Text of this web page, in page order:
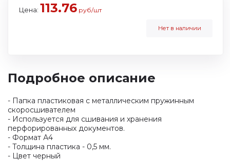
Цена: 113.76 руб/шт
Нет в наличии
Подробное описание
- Папка пластиковая c металлическим пружинным
скоросшивателем
- Используется для сшивания и хранения
перфорированных документов.
- Формат А4
- Толщина пластика - 0,5 мм.
- Цвет черный